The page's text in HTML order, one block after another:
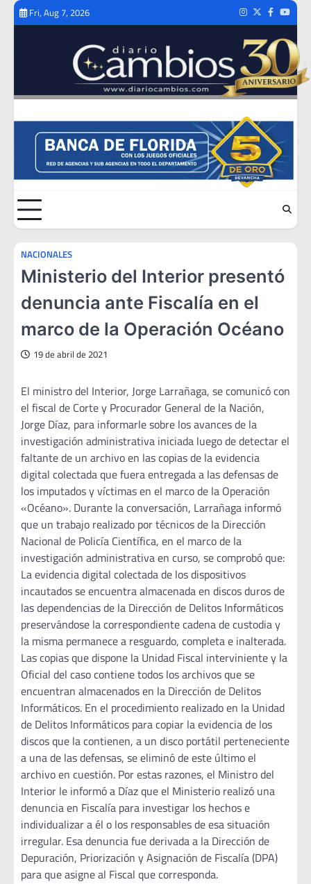
Skip
Fri, Aug 7, 2026 Instagram
TwitterFacebook
NACIONALES
Ministerio del Interior presentó
denuncia ante Fiscalía en el
marco de la Operación Océano
19 de abril de 2021
El ministro del Interior, Jorge Larrañaga, se comunicó con
el fiscal de Corte y Procurador General de la Nación,
Jorge Díaz, para informarle sobre los avances de la
investigación administrativa iniciada luego de detectar el
faltante de un archivo en las copias de la evidencia
digital colectada que fuera entregada a las defensas de
los imputados y víctimas en el marco de la Operación
«Océano». Durante la conversación, Larrañaga informó
que un trabajo realizado por técnicos de la Dirección
Nacional de Policía Científica, en el marco de la
investigación administrativa en curso, se comprobó que:
La evidencia digital colectada de los dispositivos
incautados se encuentra almacenada en discos duros de
las dependencias de la Dirección de Delitos Informáticos
preservándose la correspondiente cadena de custodia y
la misma permanece a resguardo, completa e inalterada.
Las copias que dispone la Unidad Fiscal interviniente y la
Oficial del caso contiene todos los archivos que se
encuentran almacenados en la Dirección de Delitos
Informáticos. En el procedimiento realizado en la Unidad
de Delitos Informáticos para copiar la evidencia de los
discos que la contienen, a un disco portátil perteneciente
a una de las defensas, se eliminó de este último el
archivo en cuestión. Por estas razones, el Ministro del
Interior le informó a Díaz que el Ministerio realizó una
denuncia en Fiscalía para investigar los hechos e
individualizar a él o los responsables de esa situación
irregular. Esa denuncia fue derivada a la Dirección de
Depuración, Priorización y Asignación de Fiscalía (DPA)
para que asigne al Fiscal que corresponda.